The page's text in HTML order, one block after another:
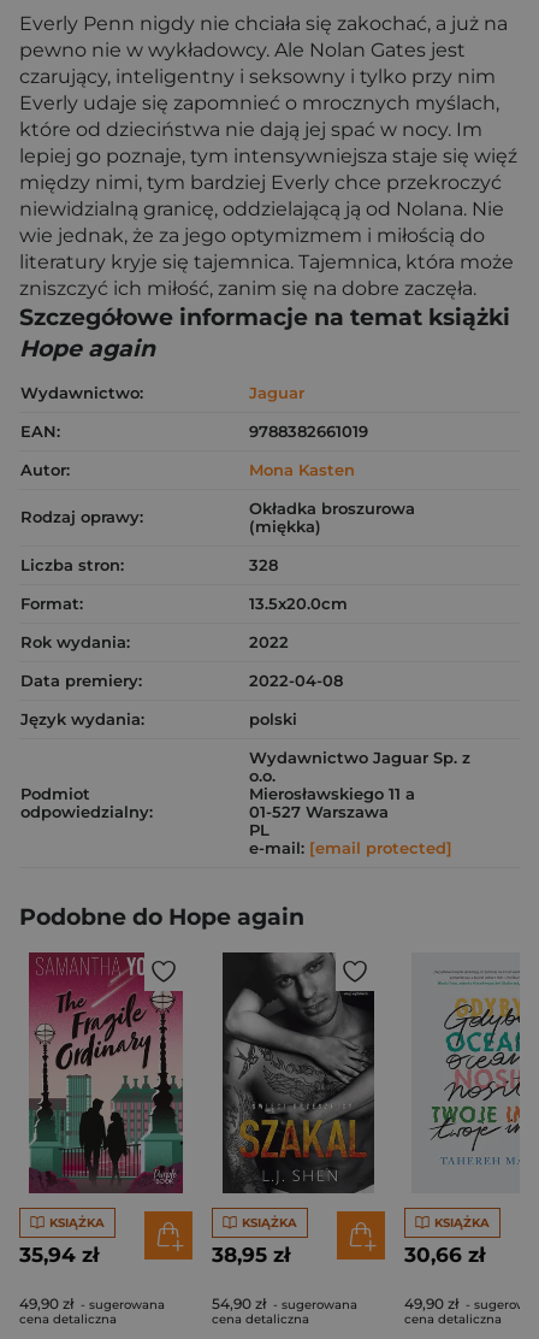
Everly Penn nigdy nie chciała się zakochać, a już na
pewno nie w wykładowcy. Ale Nolan Gates jest
czarujący, inteligentny i seksowny i tylko przy nim
Everly udaje się zapomnieć o mrocznych myślach,
które od dzieciństwa nie dają jej spać w nocy. Im
lepiej go poznaje, tym intensywniejsza staje się więź
między nimi, tym bardziej Everly chce przekroczyć
niewidzialną granicę, oddzielającą ją od Nolana. Nie
wie jednak, że za jego optymizmem i miłością do
literatury kryje się tajemnica. Tajemnica, która może
zniszczyć ich miłość, zanim się na dobre zaczęła.
Szczegółowe informacje na temat książki
Hope again
Wydawnictwo:
Jaguar
EAN:
9788382661019
Autor:
Mona Kasten
Rodzaj oprawy:
Okładka broszurowa
(miękka)
Liczba stron:
328
Format:
13.5x20.0cm
Rok wydania:
2022
Data premiery:
2022-04-08
Język wydania:
polski
Podmiot
odpowiedzialny:
Wydawnictwo Jaguar Sp. z
o.o.
Mierosławskiego 11 a
01-527 Warszawa
PL
e-mail: [email protected]
Podobne do Hope again
KSIĄŻKA
35,94 zł
49,90 zł - sugerowana
cena detaliczna
KSIĄŻKA
38,95 zł
54,90 zł - sugerowana
cena detaliczna
KSIĄŻKA
30,66 zł
49,90 zł -
cena detaliczna